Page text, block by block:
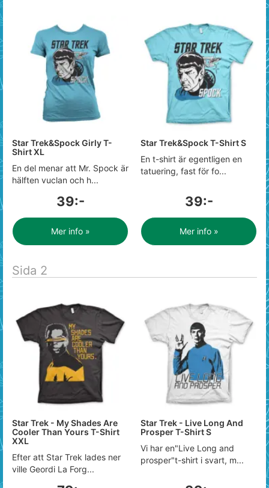
Star Trek&Spock Girly T-
Shirt XL
En del menar att Mr. Spock är
hälften vuclan och h...
39:-
Mer info »
Star Trek&Spock T-Shirt S
En t-shirt är egentligen en
tatuering, fast för fo...
39:-
Mer info »
Sida 2
Star Trek - My Shades Are
Cooler Than Yours T-Shirt
XXL
Efter att Star Trek lades ner
ville Geordi La Forg...
Star Trek - Live Long And
Prosper T-Shirt S
Vi har en"Live Long and
prosper"t-shirt i svart, m...